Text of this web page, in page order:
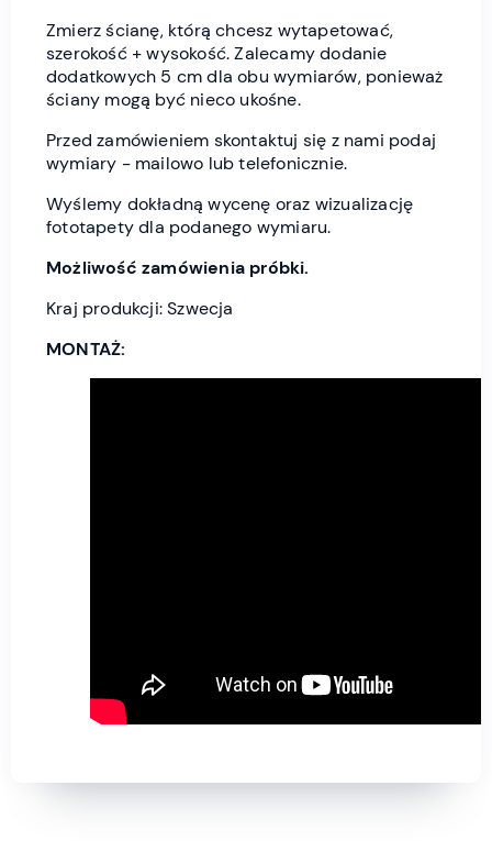
Zmierz ścianę, którą chcesz wytapetować,
szerokość + wysokość. Zalecamy dodanie
dodatkowych 5 cm dla obu wymiarów, ponieważ
ściany mogą być nieco ukośne.
Przed zamówieniem skontaktuj się z nami podaj
wymiary - mailowo lub telefonicznie.
Wyślemy dokładną wycenę oraz wizualizację
fototapety dla podanego wymiaru.
Możliwość zamówienia próbki.
Kraj produkcji: Szwecja
MONTAŻ: